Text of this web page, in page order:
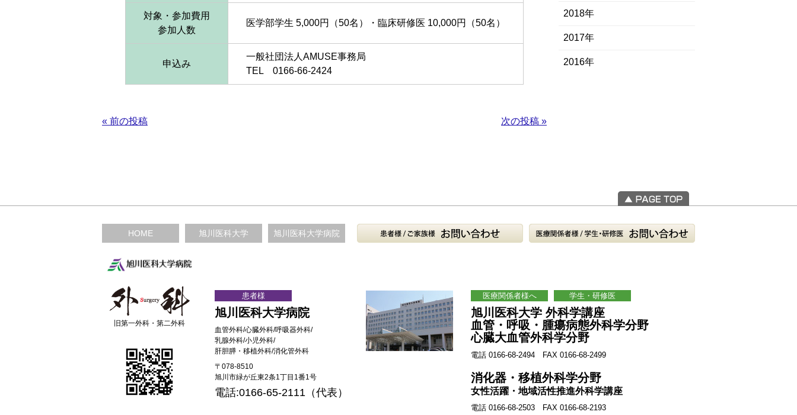
対象・参加費用
参加人数
医学部学生 5,000円（50名）・臨床研修医 10,000円（50名）
申込み
一般社団法人AMUSE事務局
TEL 0166-66-2424
« 前の投稿 次の投稿 »
2018年
2017年
2016年
HOME 旭川医科大学 旭川医科大学病院
旧第一外科・第二外科
患者様
旭川医科大学病院
血管外科/心臓外科/呼吸器外科/
乳腺外科/小児外科/
肝胆膵・移植外科/消化管外科
〒078-8510
旭川市緑が丘東2条1丁目1番1号
電話:0166-65-2111（代表）
医療関係者様へ 学生・研修医
旭川医科大学 外科学講座
血管・呼吸・腫瘍病態外科学分野
心臓大血管外科学分野
電話 0166-68-2494 FAX 0166-68-2499
消化器・移植外科学分野
女性活躍・地域活性推進外科学講座
電話 0166-68-2503 FAX 0166-68-2193